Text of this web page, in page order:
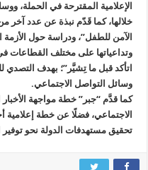
الإعلامية المقترحة في الحملة،
خلالها، كما قَدّم نبذة عن عدد آخر
الآمن للطفل”، ودراسة حول الأزمة
وتداعياتها على مختلف القطاعات
اتأكد قبل ما تِشيَّر”؛ بهدف التصدي
وسائل التواصل الاجتماعي.
كما قدَّم “جبر” خطة مواجهة
الاجتماعي، فضلًا عن خطة إعلامية
تحقيق مستهدفات الدولة نحو